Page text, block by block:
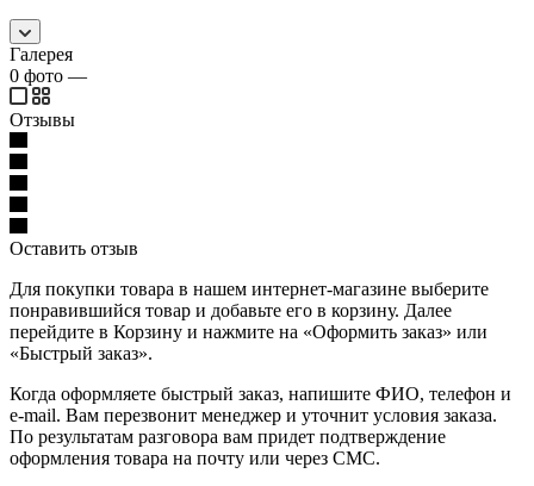
Галерея
0 фото —
Отзывы
Оставить отзыв
Для покупки товара в нашем интернет-магазине выберите
понравившийся товар и добавьте его в корзину. Далее
перейдите в Корзину и нажмите на «Оформить заказ» или
«Быстрый заказ».
Когда оформляете быстрый заказ, напишите ФИО, телефон и
e-mail. Вам перезвонит менеджер и уточнит условия заказа.
По результатам разговора вам придет подтверждение
оформления товара на почту или через СМС.